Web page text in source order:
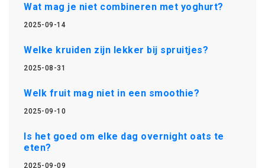
Wat mag je niet combineren met yoghurt?
2025-09-14
Welke kruiden zijn lekker bij spruitjes?
2025-08-31
Welk fruit mag niet in een smoothie?
2025-09-10
Is het goed om elke dag overnight oats te
eten?
2025-09-09